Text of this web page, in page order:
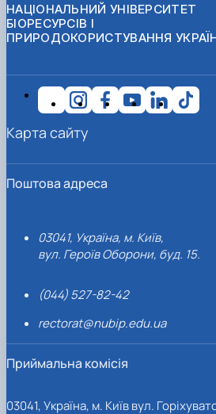
НАЦІОНАЛЬНИЙ УНІВЕРСИТЕТ
БІОРЕСУРСІВ І
ПРИРОДОКОРИСТУВАННЯ
Поштова адреса
03041, Україна, м. Київ,
вул. Героїв Оборони, буд. 15.
(044) 527-82-42
rectorat@nubip.edu.ua
Приймальна комісія
03041, Україна, м. Київ вул.
Карта сайту